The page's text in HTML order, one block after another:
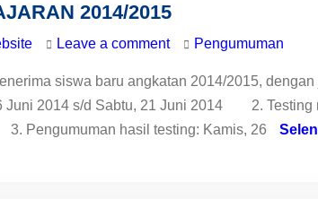
2014/2015
Leave a comment Pengumuman
siswa baru angkatan 2014/2015,
Juni 2014 s/d Sabtu, 21 Juni 2014 2. Testing
Pengumuman hasil testing: Kamis, 26